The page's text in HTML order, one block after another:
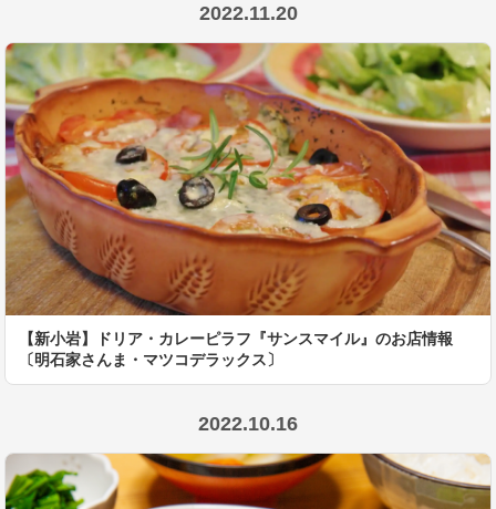
2022.11.20
【新小岩】ドリア・カレーピラフ『サンスマイル』のお店情報
〔明石家さんま・マツコデラックス〕
2022.10.16